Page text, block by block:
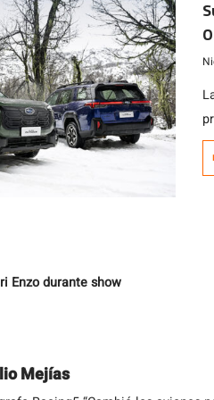
Enzo durante show
Mejías